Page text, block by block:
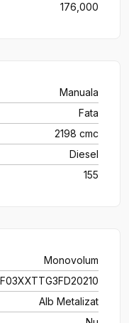
176,000
Manuala
Fata
2198 cmc
Diesel
155
Monovolum
Alb Metalizat